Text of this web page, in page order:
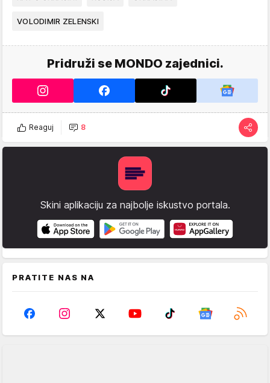
VOLODIMIR ZELENSKI
Pridruži se MONDO zajednici.
Reaguj 8
Skini aplikaciju za najbolje iskustvo portala.
PRATITE NAS NA